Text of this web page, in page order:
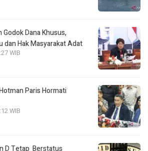
Godok Dana Khusus,
dan Hak Masyarakat Adat
WIB
Paris Hormati
WIB
D Tetap Berstatus